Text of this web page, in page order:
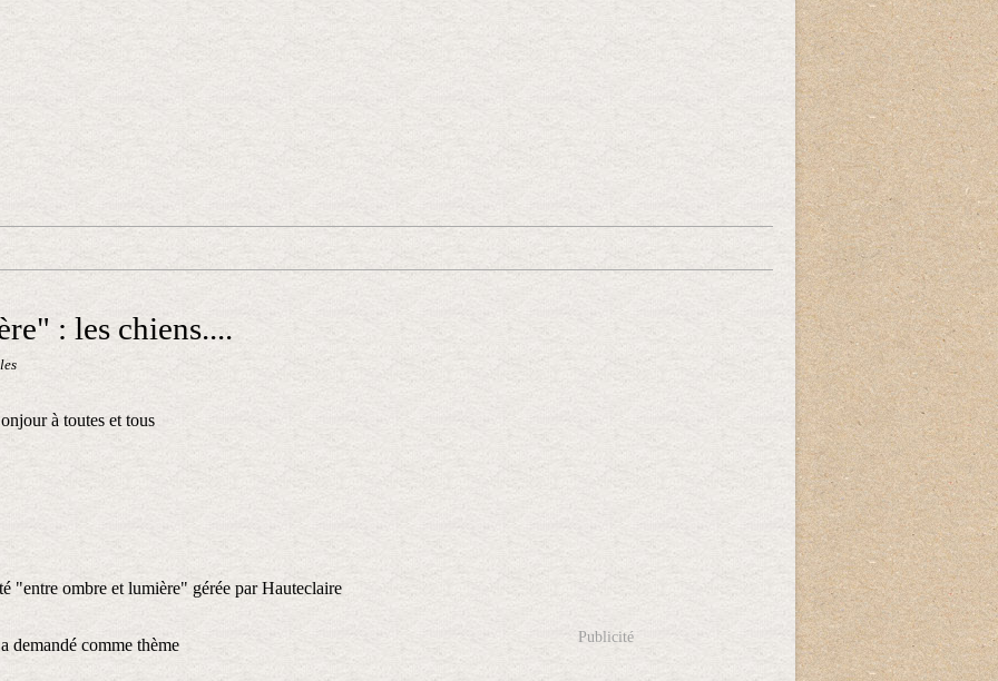
: les chiens....
à toutes et tous
"entre ombre et lumière" gérée par Hauteclaire
demandé comme thème Publicité